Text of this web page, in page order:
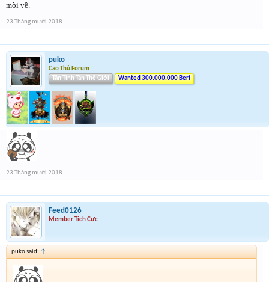
mời về.
23 Tháng mười 2018
puko
Cao Thủ Forum
Tân Tinh Tân Thế Giới
Wanted 300.000.000 Beri
23 Tháng mười 2018
Feed0126
Member Tích Cực
puko said: ↑